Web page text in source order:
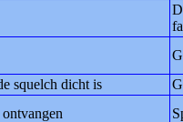
squelch dicht is